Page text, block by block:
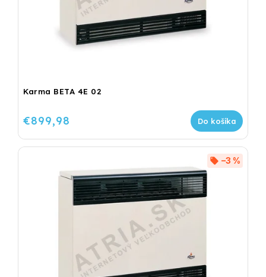
Karma BETA 4E 02
€899,98 Do košíka
–3 %